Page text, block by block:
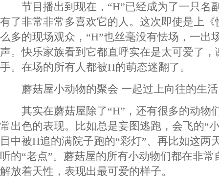
节目播出到现在，“H”已经成为了一只名
有了非常非常多喜欢它的人。这次即使是上
么多的现场观众，“H”也丝毫没有怯场，一出
声。快乐家族看到它都直呼实在是太可爱了
手。在场的所有人都被H的萌态迷翻了。
蘑菇屋小动物的聚会 一起过上向往的生活
其实在蘑菇屋除了“H”，还有很多的动物
常出色的表现。比如总是妄图逃跑，会飞的“
目中被H追的满院子跑的“彩灯”、再比如这两
听的“老点”。蘑菇屋的所有小动物们都在非
解放着天性，表现出最可爱的样子。